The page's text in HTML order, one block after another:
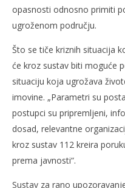
opasnosti odnosno primiti
ugroženom području.
Što se tiče kriznih situacija
će kroz sustav biti moguće
situaciju koja ugrožava
imovine. „Parametri su
postupci su pripremljeni,
dosad, relevantne
kroz sustav 112 kreira
prema javnosti“.
Sustav za rano